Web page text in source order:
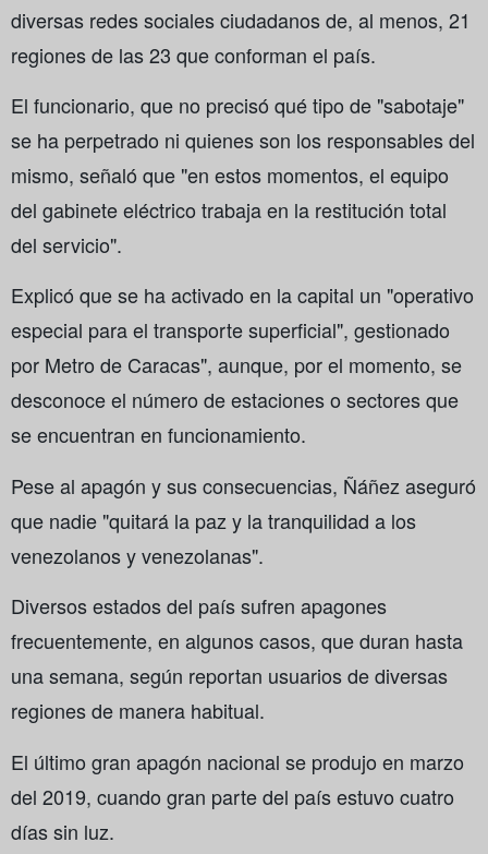
diversas redes sociales ciudadanos de, al menos, 21
regiones de las 23 que conforman el país.
El funcionario, que no precisó qué tipo de "sabotaje"
se ha perpetrado ni quienes son los responsables del
mismo, señaló que "en estos momentos, el equipo
del gabinete eléctrico trabaja en la restitución total
del servicio".
Explicó que se ha activado en la capital un "operativo
especial para el transporte superficial", gestionado
por Metro de Caracas", aunque, por el momento, se
desconoce el número de estaciones o sectores que
se encuentran en funcionamiento.
Pese al apagón y sus consecuencias, Ñáñez aseguró
que nadie "quitará la paz y la tranquilidad a los
venezolanos y venezolanas".
Diversos estados del país sufren apagones
frecuentemente, en algunos casos, que duran hasta
una semana, según reportan usuarios de diversas
regiones de manera habitual.
El último gran apagón nacional se produjo en marzo
del 2019, cuando gran parte del país estuvo cuatro
días sin luz.